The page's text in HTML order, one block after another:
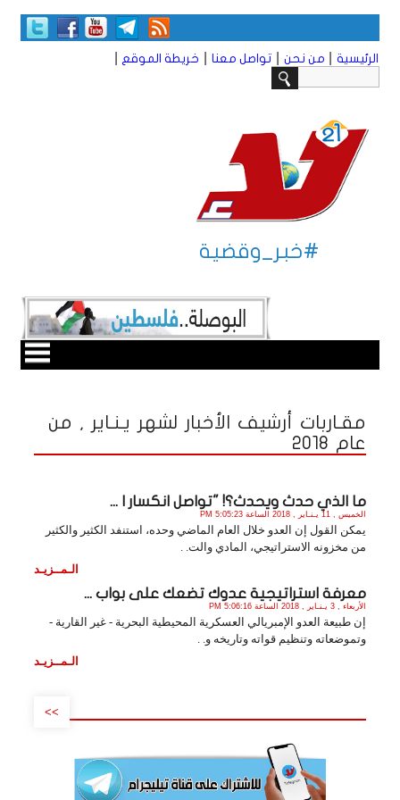
الرئيسية من نحن تواصل معنا خريطة الموقع
#خبر_وقضية
مقـاربات أرشيف الأخبار لشهر يـنـاير , من
عام 2018
ما الذي حدث ويحدث؟! "تواصل انكسار ا ...
الخميس , 11 يـنـاير , 2018 الساعة 5:05:23 PM
يمكن القول إن العدو خلال العام الماضي وحده، استنفد الكثير والكثير
من مخزونه الاستراتيجي، المادي والت. .
الـمــزيـد
معرفة استراتيجية عدوك تضعك على بواب ...
الأربعاء , 3 يـنـاير , 2018 الساعة 5:06:16 PM
إن طبيعة العدو الإمبريالي العسكرية المحيطية البحرية - غير القارية -
وتموضعاته وتنظيم قواته وتاريخه و. .
الـمــزيـد
>>